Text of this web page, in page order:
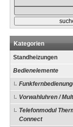
Kategorien
Standheizungen
Bedienelemente
Vorwahluhren /
Telefonmodul
Connect